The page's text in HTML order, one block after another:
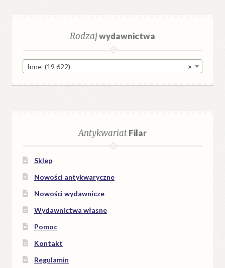
Rodzajwydawnictwa
×
Inne (19 622)
AntykwariatFilar
Sklep
Nowości antykwaryczne
Nowości wydawnicze
Wydawnictwa własne
Pomoc
Kontakt
Regulamin